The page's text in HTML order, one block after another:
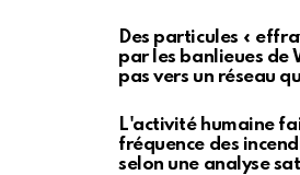
Des particules «
par les banlieues de
pas vers un réseau
L'activité humaine
fréquence des
selon une analyse